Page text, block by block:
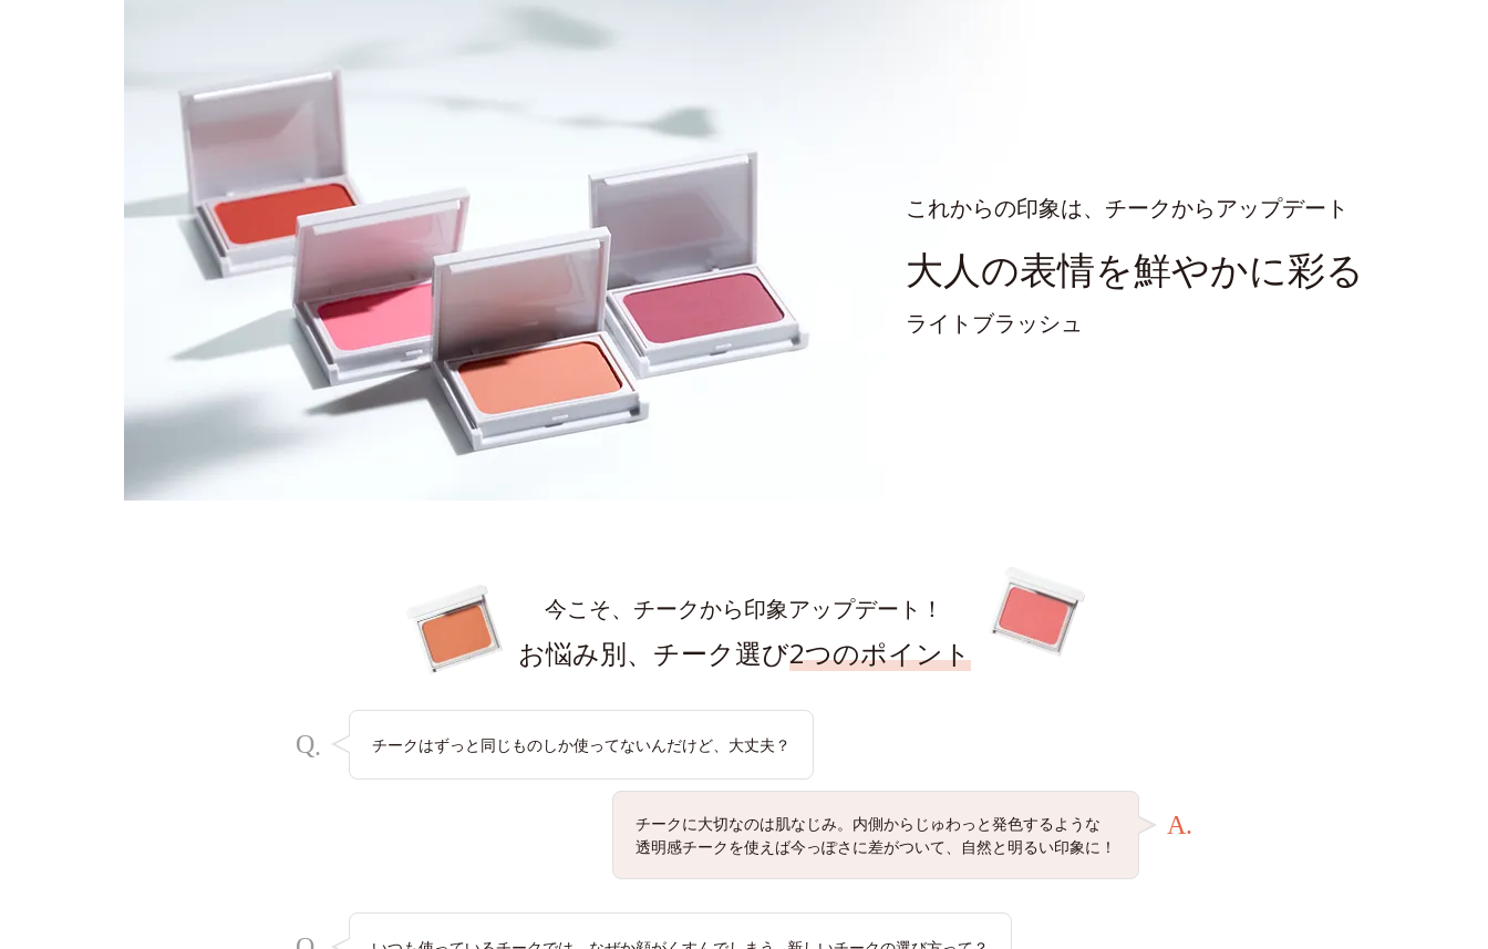
これからの印象は、チークからアップデート
大人の表情を鮮やかに彩る
ライトブラッシュ
今こそ、 チークから印象アップデート！
お悩み別、チーク選び2つのポイント
Q. チークはずっと同じものしか使ってないんだけど、大丈夫？
チークに大切なのは肌なじみ。内側からじゅわっと発色するような
透明感チークを使えば今っぽさに差がついて、自然と明るい印象に！
A.